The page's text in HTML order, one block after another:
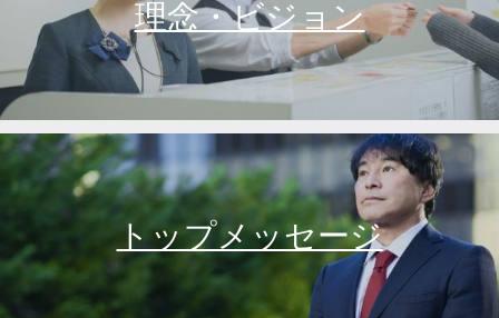
理念・ビジョン
トップメッセージ